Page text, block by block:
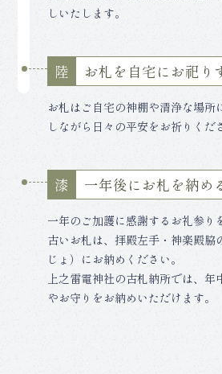
しいたします。
陸 お札を自宅にお祀り
お札はご自宅の神棚や清浄な場所
しながら日々の平安をお祈りくだ
漆 一年後にお札を納め
一年のご加護に感謝するお礼参り
古いお札は、拝殿左手・神楽殿脇
じょ）にお納めください。
上之雷電神社の古札納所では、
やお守りをお納めいただけます。